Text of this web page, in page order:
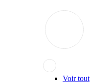
Voir tout